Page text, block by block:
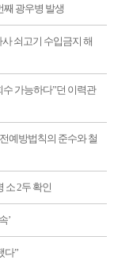
째 광우병 발생
쇠고기 수입금지 해
가능하다”던 이력관
예방법칙의 준수와 철
소 2두 확인
’
다”